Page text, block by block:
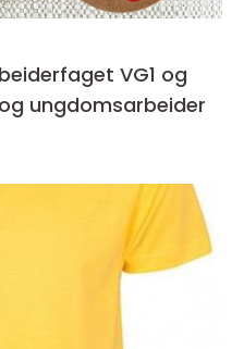
VG1 og
ungdomsarbeider